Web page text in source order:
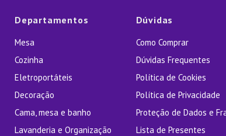
Departamentos
Mesa
Cozinha
Eletroportáteis
Decoração
Cama, mesa e banho
Lavanderia e Organização
Dúvidas
Como Comprar
Dúvidas Frequentes
Política de Cookies
Política de Privacidade
Proteção de Dados e
Lista de Presentes